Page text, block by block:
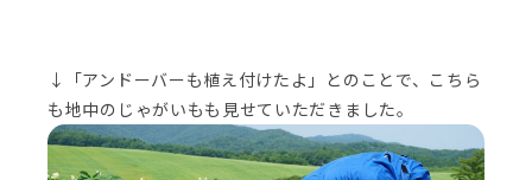
↓「アンドーバーも植え付けたよ」とのことで、こちら
も地中のじゃがいもも見せていただきました。